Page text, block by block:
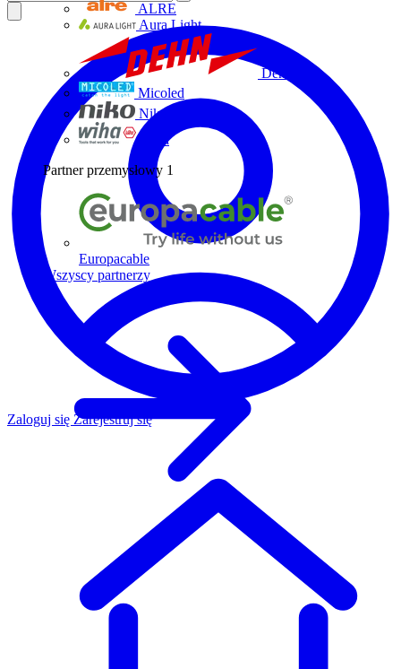
ALRE
Aura Light
Dehn
Micoled
Niko
Wiha
Partner przemysłowy 1
Europacable
Wszyscy partnerzy
Zaloguj się Zarejestruj się